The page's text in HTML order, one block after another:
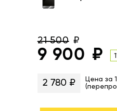
21 500
9 900
2 780 ₽
Цена за